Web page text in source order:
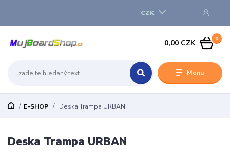
Menu
CZK
0
0,00 CZK
E-SHOP Deska Trampa URBAN
Deska Trampa URBAN